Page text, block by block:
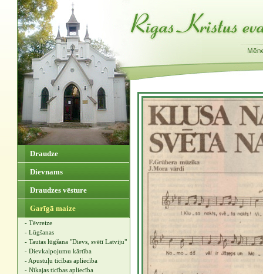
Draudze
Dievnams
Draudzes vēsture
Garīgā maize
- Tēvreize
- Lūgšanas
- Tautas lūgšana "Dievs, svētī Latviju"
- Dievkalpojumu kārtība
- Apustuļu ticības apliecība
- Nīkajas ticības apliecība